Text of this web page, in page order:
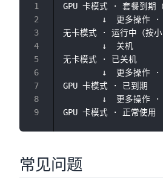
GPU 卡模式 · 套餐到期（
↓  更多操作 ·
无卡模式 · 运行中（按小
        ↓  关机
无卡模式 · 已关机
↓  更多操作 ·
GPU 卡模式 · 已到期
↓  更多操作 ·
常见问题